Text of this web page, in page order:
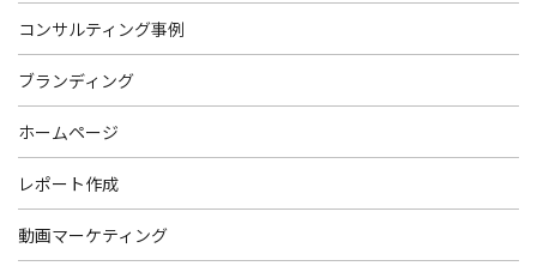
コンサルティング事例
ブランディング
ホームページ
レポート作成
動画マーケティング